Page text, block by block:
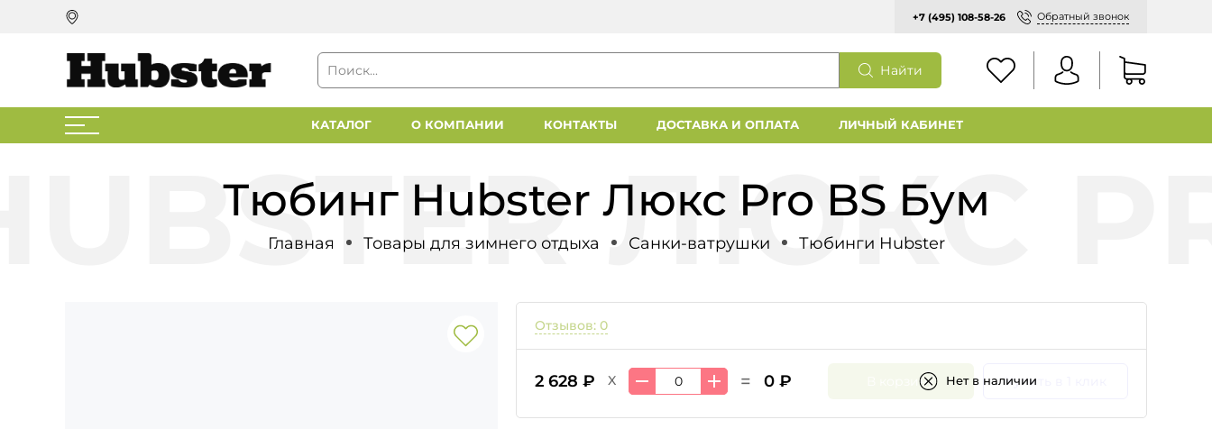
+7 (495) 108-58-26 Обратный звонок
Найти
КАТАЛОГ О КОМПАНИИ КОНТАКТЫ ДОСТАВКА И ОПЛАТА ЛИЧНЫЙ КАБИНЕТ
Тюбинг Hubster Люкс Pro BS Бум
Главная Товары для зимнего отдыха Санки-ватрушки Тюбинги Hubster
Отзывов: 0
2 628 ₽ X = 0 ₽ Нет в наличии
В корзину Купить в 1 клик